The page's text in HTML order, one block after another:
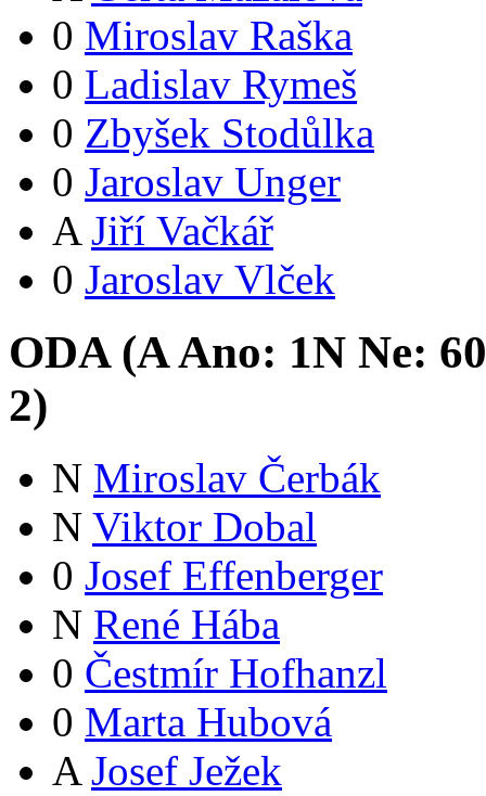
0 Miroslav Raška
0 Ladislav Rymeš
0 Zbyšek Stodůlka
0 Jaroslav Unger
A Jiří Vačkář
0 Jaroslav Vlček
ODA (AAno: 1N Ne: 60
2)
N Miroslav Čerbák
N Viktor Dobal
0 Josef Effenberger
N René Hába
0 Čestmír Hofhanzl
0 Marta Hubová
A Josef Ježek